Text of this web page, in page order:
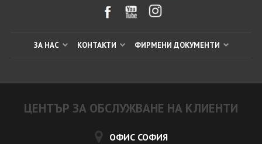
ЗА НАС КОНТАКТИ ФИРМЕНИ ДОКУМЕНТИ
ЦЕНТЪР ЗА ОБСЛУЖВАНЕ НА КЛИЕНТИ
ОФИС СОФИЯ